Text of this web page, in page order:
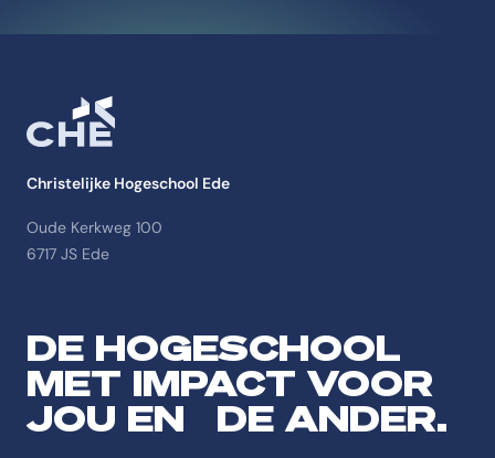
Christelijke Hogeschool Ede
Oude Kerkweg 100
6717 JS Ede
DE HOGESCHOOL
MET IMPACT VOOR
JOU EN DE ANDER.